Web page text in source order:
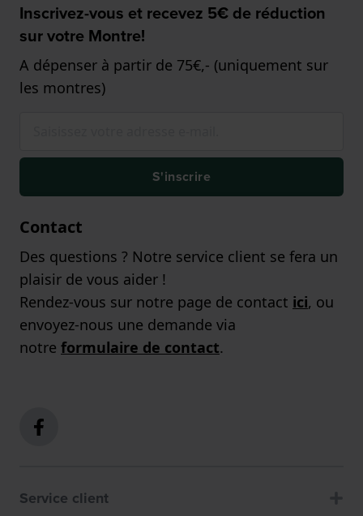
Inscrivez-vous et recevez 5€ de réduction
sur votre Montre!
A dépenser à partir de 75€,- (uniquement sur
les montres)
S'inscrire
Contact
Des questions ? Notre service client se fera un
plaisir de vous aider !
Rendez-vous sur notre page de contact ici, ou
envoyez-nous une demande via
notre formulaire de contact.
Service client